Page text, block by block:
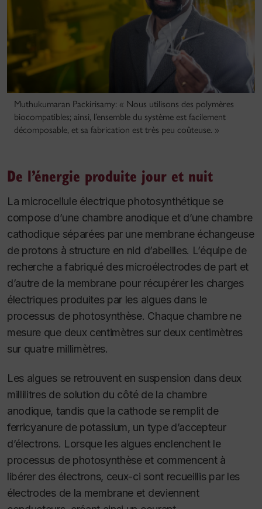
Muthukumaran Packirisamy: « Nous utilisons des polymères
biocompatibles; ainsi, l’ensemble du système est facilement
décomposable, et sa fabrication est très peu coûteuse. »
De l’énergie produite jour et nuit
La microcellule électrique photosynthétique se
compose d’une chambre anodique et d’une chambre
cathodique séparées par une membrane échangeuse
de protons à structure en nid d’abeilles. L’équipe de
recherche a fabriqué des microélectrodes de part et
d’autre de la membrane pour récupérer les charges
électriques produites par les algues dans le
processus de photosynthèse. Chaque chambre ne
mesure que deux centimètres sur deux centimètres
sur quatre millimètres.
Les algues se retrouvent en suspension dans deux
millilitres de solution du côté de la chambre
anodique, tandis que la cathode se remplit de
ferricyanure de potassium, un type d’accepteur
d’électrons. Lorsque les algues enclenchent le
processus de photosynthèse et commencent à
libérer des électrons, ceux-ci sont recueillis par les
électrodes de la membrane et deviennent